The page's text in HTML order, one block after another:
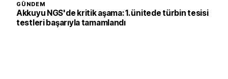
GÜNDEM
Akkuyu NGS'de kritik aşama: 1. ünitede türbin tesisi
testleri başarıyla tamamlandı